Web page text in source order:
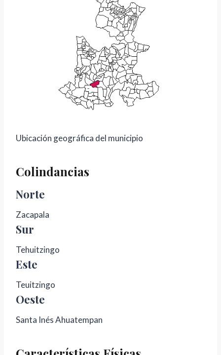
Ubicación geográfica del municipio
Colindancias
Norte
Zacapala
Sur
Tehuitzingo
Este
Teuitzingo
Oeste
Santa Inés Ahuatempan